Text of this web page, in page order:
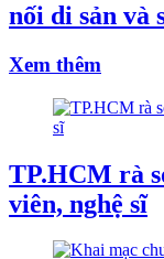
nối di sản và
Xem thêm
TP.HCM rà
viên, nghệ sĩ